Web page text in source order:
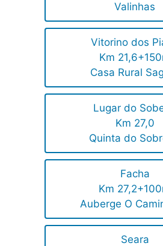
Valinhas
Vitorino dos
Km
Casa Rural
Lugar do
Km 27,0
Quinta do
Facha
Km
Auberge O
Seara